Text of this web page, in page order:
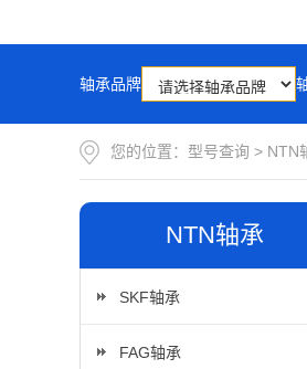
轴承品牌
您的位置： 型号查询 > NTN
NTN轴承
SKF轴承
FAG轴承